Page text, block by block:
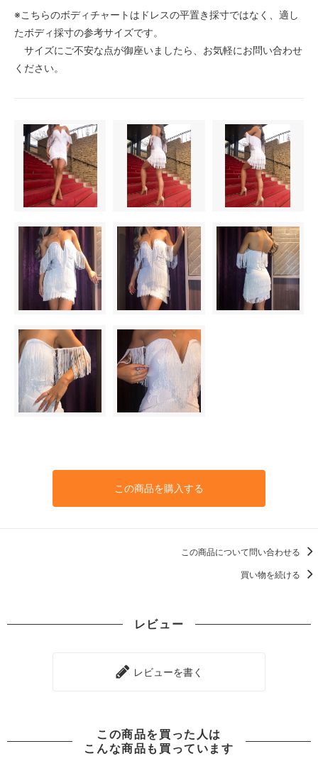
※こちらのボディチャートはドレスの平置き採寸ではなく、適し
たボディ採寸の参考サイズです。
サイズにご不安な点が御座いましたら、お気軽にお問い合わせ
ください。
この商品を購入する
この商品について問い合わせる
買い物を続ける
レビュー
レビューを書く
この商品を買った人は
こんな商品も買っています